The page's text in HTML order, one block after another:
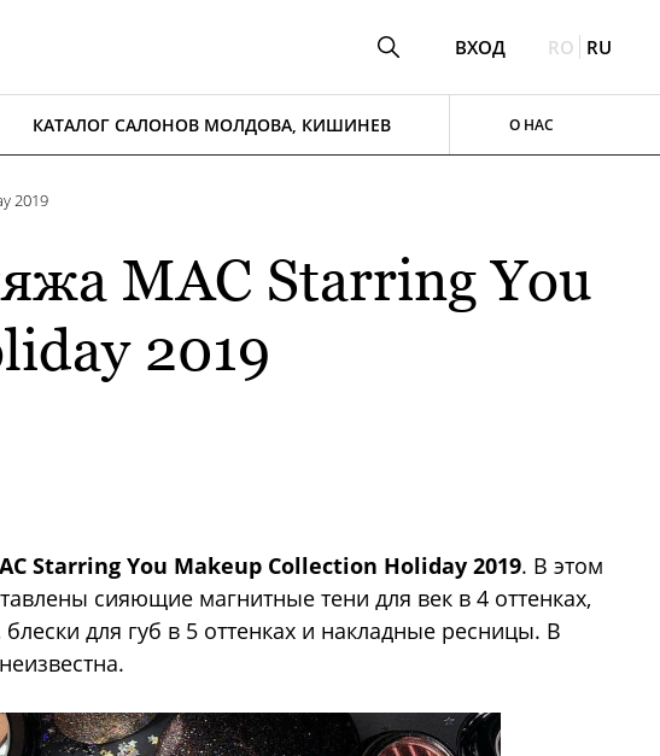
ВХОД RO RU
КАТАЛОГ САЛОНОВ МОЛДОВА, КИШИНЕВ О НАС
2019
MAC Starring You
2019
Starring You Makeup Collection Holiday 2019. В этом
сияющие магнитные тени для век в 4 оттенках,
для губ в 5 оттенках и накладные ресницы. В